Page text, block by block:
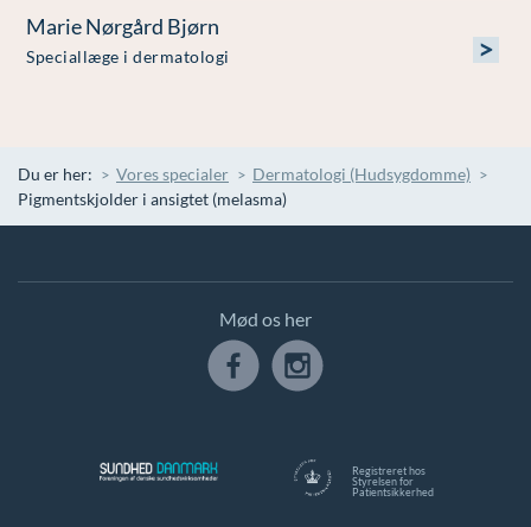
Marie Nørgård Bjørn
Speciallæge i dermatologi >
Du er her: Vores specialer
Dermatologi (Hudsygdomme)
Pigmentskjolder i ansigtet (melasma)
Registreret hos
Styrelsen for
Patientsikkerhed
Mød os her